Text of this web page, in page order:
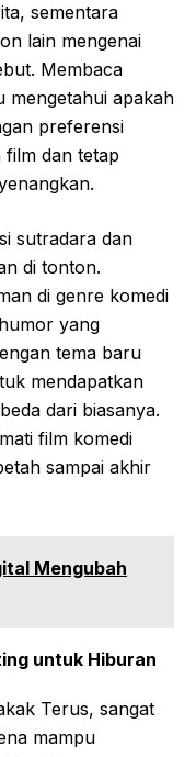
sementara
lain mengenai
Membaca
mengetahui apakah
preferensi
film dan tetap
sutradara dan
di tonton.
di genre komedi
yang
tema baru
mendapatkan
dari biasanya.
film komedi
sampai akhir
Mengubah
untuk Hiburan
Terus, sangat
mampu